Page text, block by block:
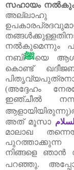
സഹായം
അല്ലാഹു
നൽകുമെന്നും
നബിﷺയെ
കൊണ്ട്‌
(അദ്ദേഹം
ഇഞ്ചീൽ
അത്‌ മൂസാ
മാലാഖ
പുറത്താക്കുന്ന
നിങ്ങളെ
പറഞ്ഞു.